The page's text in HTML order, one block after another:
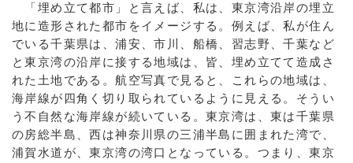
「埋め立て都市」と言えば、私は、東京湾沿岸の埋立
地に造形された都市をイメージする。例えば、私が住ん
でいる千葉県は、浦安、市川、船橋、習志野、千葉など
と東京湾の沿岸に接する地域は、皆、埋め立てて造成さ
れた土地である。航空写真で見ると、これらの地域は、
海岸線が四角く切り取られているように見える。そうい
う不自然な海岸線が続いている。東京湾は、東は千葉県
の房総半島、西は神奈川県の三浦半島に囲まれた湾で、
浦賀水道が、東京湾の湾口となっている。つまり、東京